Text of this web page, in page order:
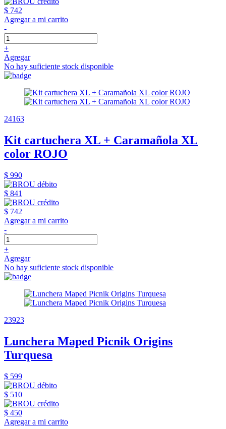
$ 742
Agregar a mi carrito
-
+
Agregar
No hay suficiente stock disponible
24163
Kit cartuchera XL + Caramañola XL
color ROJO
$ 990
$ 841
$ 742
Agregar a mi carrito
-
+
Agregar
No hay suficiente stock disponible
23923
Lunchera Maped Picnik Origins
Turquesa
$ 599
$ 510
$ 450
Agregar a mi carrito